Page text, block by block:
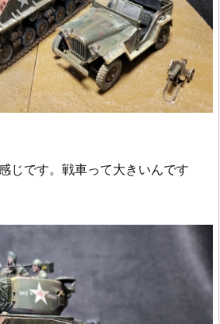
じです。戦車って大きいんです